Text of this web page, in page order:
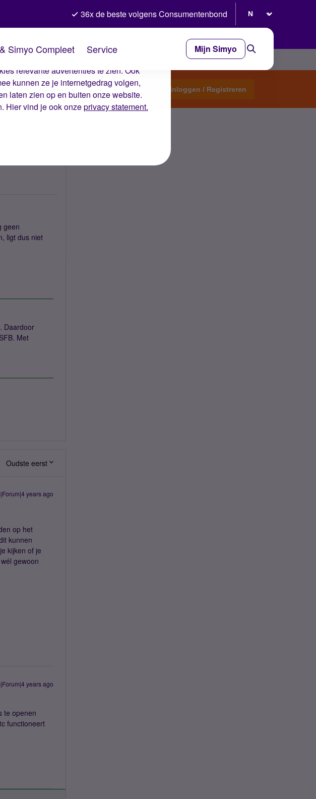
zorgen wij ervoor dat je ervaring op de
relevante advertenties te zien. Ook
kunnen ze je internetgedrag volgen,
laten zien op en buiten onze website.
Hier vind je ook onzeprivacy statement.
36x de beste volgens Consumentenbond
Simyo Compleet Service Mijn Simyo
Start een topic Inloggen / Registreren
geen
ligt dus niet
Daardoor
Met
Oudste eerst
years ago
op het
kunnen
kijken of je
gewoon
years ago
te openen
functioneert